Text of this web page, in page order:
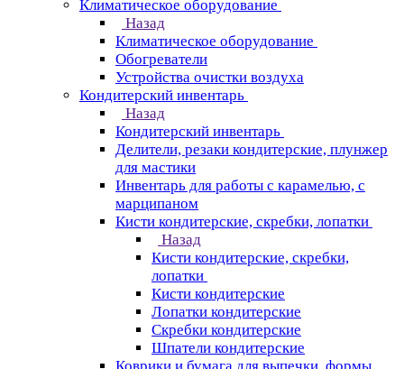
Климатическое оборудование
Назад
Климатическое оборудование
Обогреватели
Устройства очистки воздуха
Кондитерский инвентарь
Назад
Кондитерский инвентарь
Делители, резаки кондитерские, плунжер
для мастики
Инвентарь для работы с карамелью, с
марципаном
Кисти кондитерские, скребки, лопатки
Назад
Кисти кондитерские, скребки,
лопатки
Кисти кондитерские
Лопатки кондитерские
Скребки кондитерские
Шпатели кондитерские